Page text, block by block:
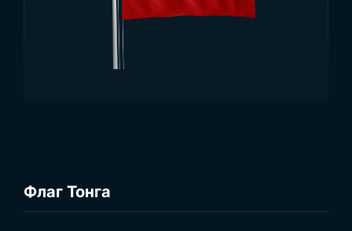
Флаг ТонгаПросмотреть товары